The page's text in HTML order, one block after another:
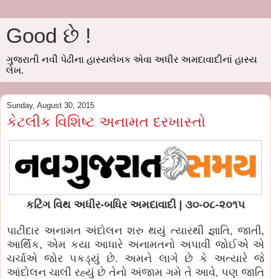
Good છે !
ગુજરાતી નવી પેઢીના હાસ્યલેખક એવા અધીર અમદાવાદીનાં હાસ્ય
લેખ.
Sunday, August 30, 2015
કેટલીક વિશિષ્ટ અનામત દરખાસ્તો
કટિંગ વિથ અધીર-બધિર અમદાવાદી | ૩૦-૦૮-૨૦૧૫
પાટીદાર અનામત અંદોલન શરુ થયું ત્યારથી જ્ઞાતિ, જાતી,
આર્થિક, એમ કયા આધારે અનામતનો અપાવી જોઈએ એ
ચર્ચાએ જોર પકડ્યું છે. અમને લાગે છે કે અત્યારે જે
આંદોલન ચાલી રહ્યું છે તેનો અંજામ ગમે તે આવે, પણ જાતિ